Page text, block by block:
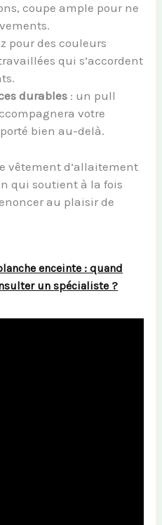
coupe ample pour ne
pour des couleurs
qui s’accordent
durables : un pull
votre
bien au-delà.
vêtement d’allaitement
qui soutient à la fois
au plaisir de
enceinte : quand
un spécialiste ?